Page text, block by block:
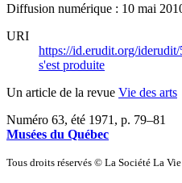
Diffusion numérique : 10 mai
URI
https://id.erudit.org/iderudit/
s'est produite
Un article de la revue Vie des arts
Numéro 63, été 1971 , p. 79–81
Musées du Québec
Tous droits réservés © La Société La Vie